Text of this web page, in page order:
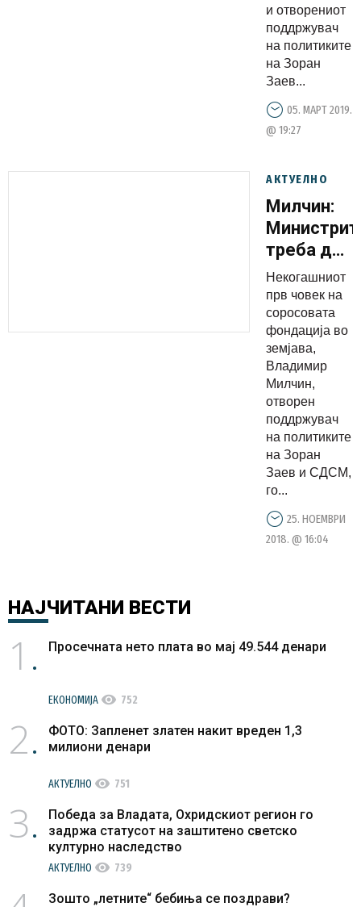
во тумор
кој ќе ја
изеде
однатре
државата
и отворениот
поддржувач
на политиките
на Зоран
Заев...
05. МАРТ 2019.
@ 19:27
АКТУЕЛНО
Милчин:
треба да
го бранат
јавниот
интерес, а
не
Некогашниот
прв човек на
соросовата
фондација во
земјава,
Владимир
Милчин,
отворен
поддржувач
на политиките
на Зоран
Заев и СДСМ,
го...
25. НОЕМВРИ
2018. @ 16:04
НАЈЧИТАНИ ВЕСТИ
1 Просечната нето плата во мај 49.544 денари
ЕКОНОМИЈА visibility 752
2
ФОТО: Запленет златен накит вреден 1,3
милиони денари
АКТУЕЛНО visibility 751
3
Победа за Владата, Охридскиот регион го
задржа статусот на заштитено светско
културно наследство
АКТУЕЛНО visibility 739
Зошто „летните“ бебиња се поздрави?